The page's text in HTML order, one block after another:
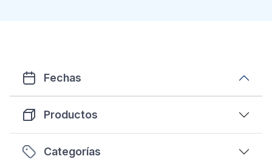
Fechas
Productos
Categorías